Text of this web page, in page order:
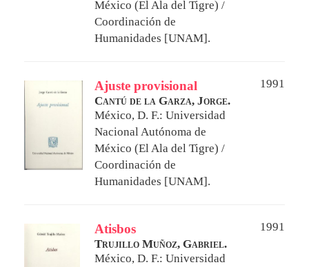
México (El Ala del Tigre) /
Coordinación de
Humanidades [UNAM].
Ajuste provisional
1991
Cantú de la Garza, Jorge.
México, D. F.: Universidad
Nacional Autónoma de
México (El Ala del Tigre) /
Coordinación de
Humanidades [UNAM].
Atisbos
1991
Trujillo Muñoz, Gabriel.
México, D. F.: Universidad